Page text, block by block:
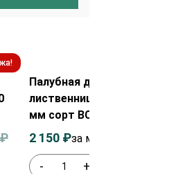
₽
Палубная доска из
лиственницы 35х90х2000
мм сорт ВС
- +
2 150 ₽за м²